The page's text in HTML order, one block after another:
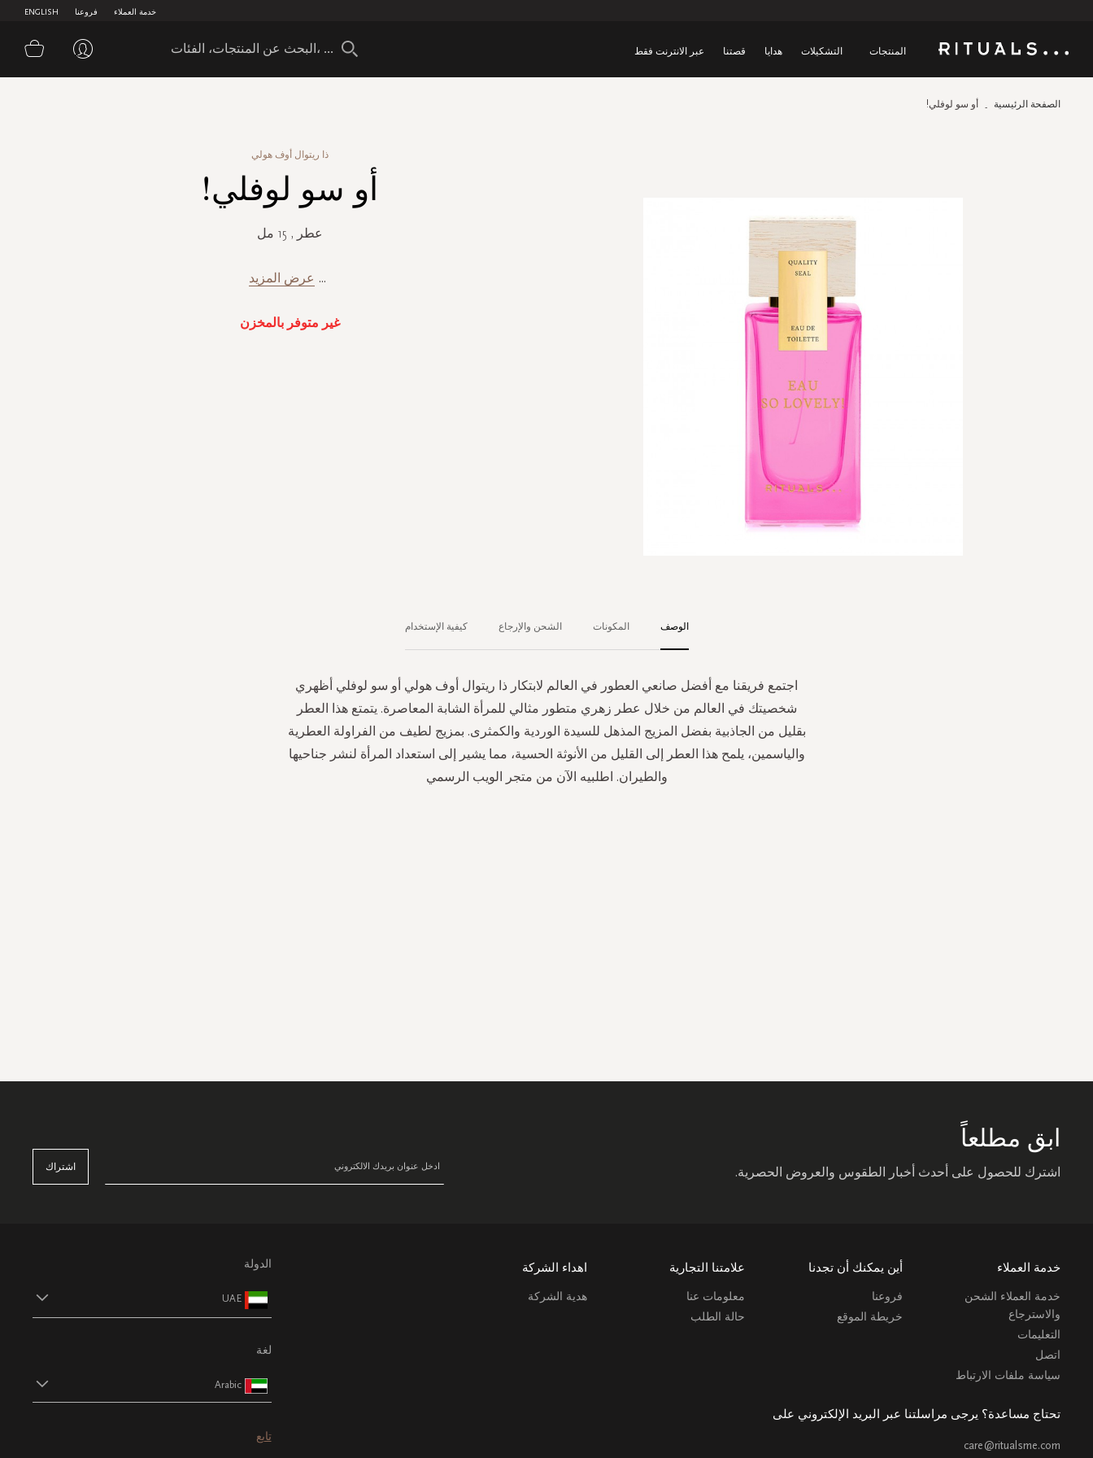
ENGLISH فروعنا خدمة العملاء
المنتجات التشكيلات هدايا قصتنا عبر الانترنت فقط سلة
الصفحة الرئيسية أو سو لوفلي!
ذا ريتوال أوف هولي
أو سو لوفلي!
عطر , 15 مل
... عرض المزيد
غير متوفر بالمخزن
الوصف
اجتمع فريقنا مع أفضل صانعي العطور في العالم لابتكار ذا ريتوال أوف هولي أو سو لوفلي أظهري
شخصيتك في العالم من خلال عطر زهري متطور مثالي للمرأة الشابة المعاصرة. يتمتع هذا العطر
بقليل من الجاذبية بفضل المزيج المذهل للسيدة الوردية والكمثرى. بمزيج لطيف من الفراولة العطرية
والياسمين، يلمح هذا العطر إلى القليل من الأنوثة الحسية، مما يشير إلى استعداد المرأة لنشر جناحيها
والطيران. اطلبيه الآن من متجر الويب الرسمي
المكونات الشحن والإرجاع كيفية الإستخدام
ابق مطلعاً
اشترك للحصول على أحدث أخبار الطقوس والعروض الحصرية. اشتراك
خدمة العملاء
خدمة العملاء الشحن
والاسترجاع
التعليمات
اتصل
سياسة ملفات الارتباط
أين يمكنك أن تجدنا
فروعنا
خريطة الموقع
علامتنا التجارية
معلومات عنا
حالة الطلب
اهداء الشركة
هدية الشركة
تحتاج مساعدة؟ يرجى مراسلتنا عبر البريد الإلكتروني على
care@ritualsme.com
الدولة
UAE
لغة
Arabic
تابع